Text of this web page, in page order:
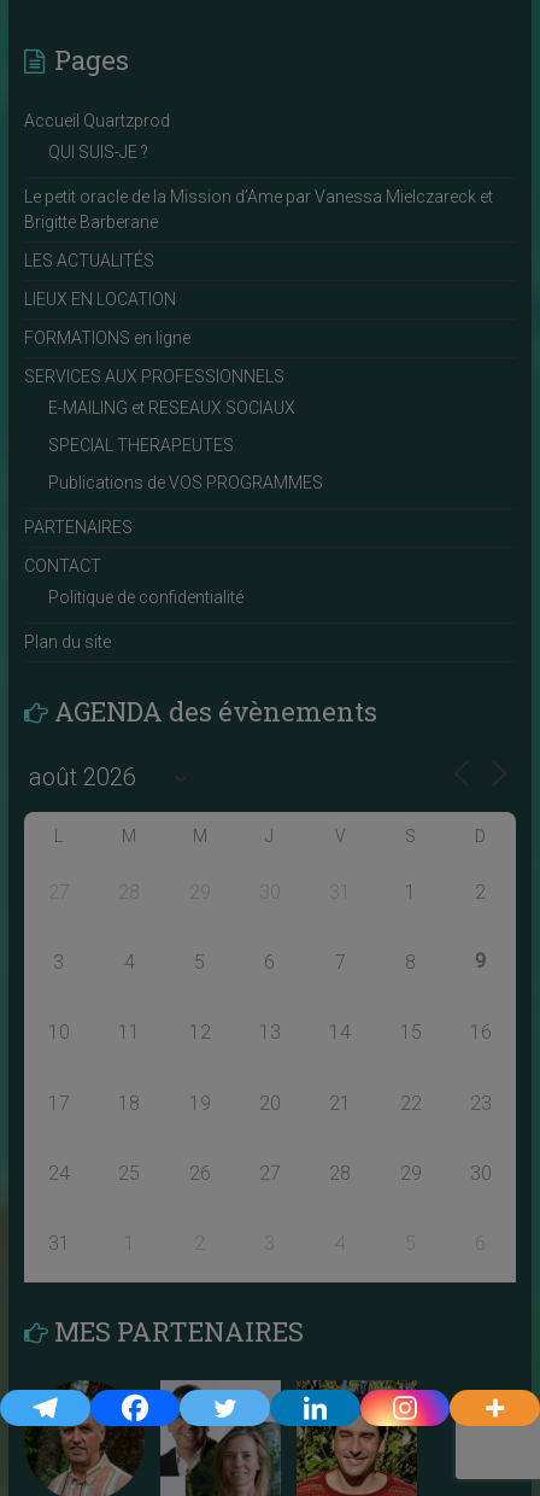
Pages
Accueil Quartzprod
QUI SUIS-JE ?
Le petit oracle de la Mission d’Ame par Vanessa Mielczareck et
Brigitte Barberane
LES ACTUALITÉS
LIEUX EN LOCATION
FORMATIONS en ligne
SERVICES AUX PROFESSIONNELS
E-MAILING et RESEAUX SOCIAUX
SPECIAL THERAPEUTES
Publications de VOS PROGRAMMES
PARTENAIRES
CONTACT
Politique de confidentialité
Plan du site
AGENDA des évènements
L M M J V S D
27 28 29 30 31 1 2
3 4 5 6 7 8 9
10 11 12 13 14 15 16
17 18 19 20 21 22 23
24 25 26 27 28 29 30
31 2 3 5 6
MES PARTENAIRES